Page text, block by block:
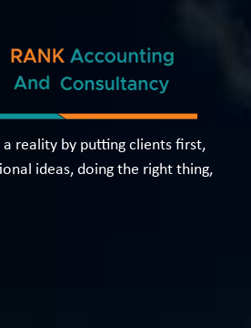
reality by putting clients first,
ideas, doing the right thing,